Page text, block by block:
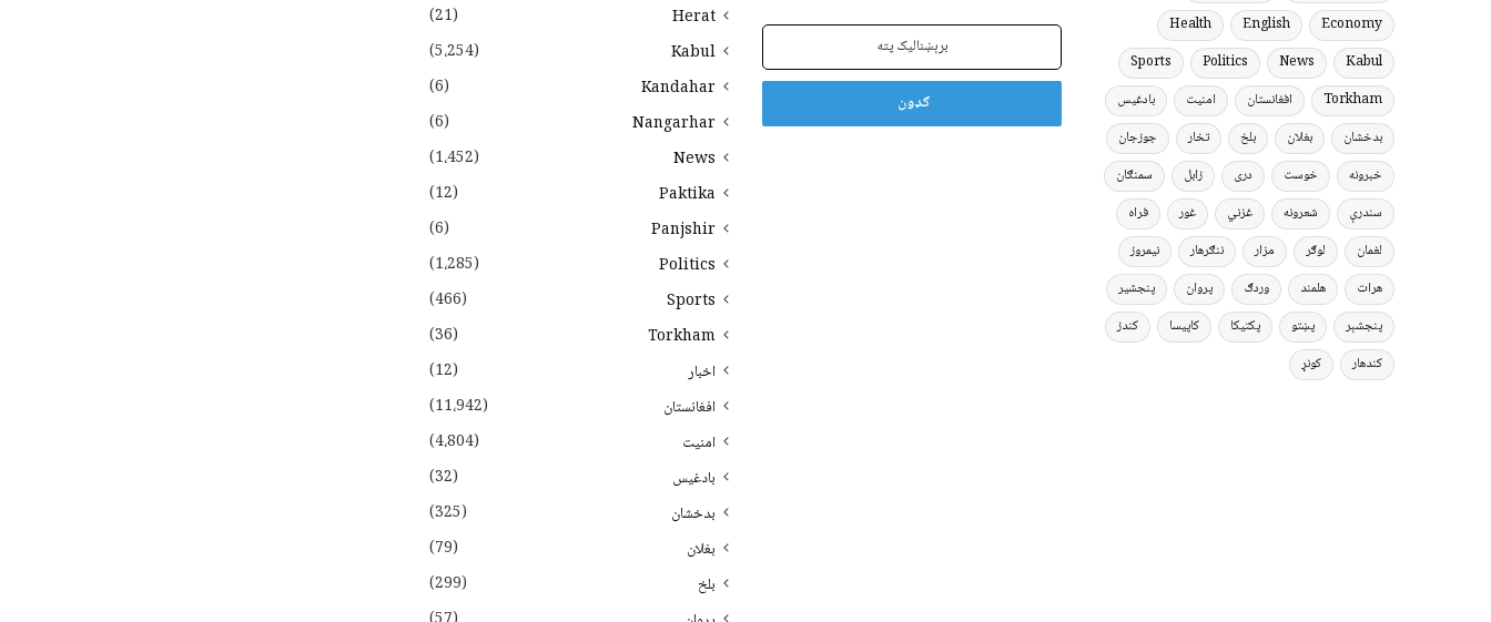
Economy
English
Health
Kabul
News
Politics
Sports
Torkham
افغانستان امنیت
بادغیس
بدخشان
بغلان بلخ تخار
جوزجان
خبرونه
خوست دری زابل
سمنګان
سندرې
شعرونه غزني غور
فراه
لغمان
لوګر مزار ننګرهار
نیمروز
هرات
هلمند وردګ پروان
پنجشیر
پنجشېر
پښتو پکتیکا کاپیسا
کندز
کندهار
کونړ
برېښنالیک
Herat
(21)
Kabul
(5،254)
Kandahar
(6)
Nangarhar
(6)
News
(1،452)
Paktika
(12)
Panjshir
(6)
Politics
(1،285)
Sports
(466)
Torkham
(36)
اخبار
(12)
افغانستان
(11،942)
امنیت
(4،804)
بادغیس
(32)
بدخشان
(325)
بغلان
(79)
بلخ
(299)